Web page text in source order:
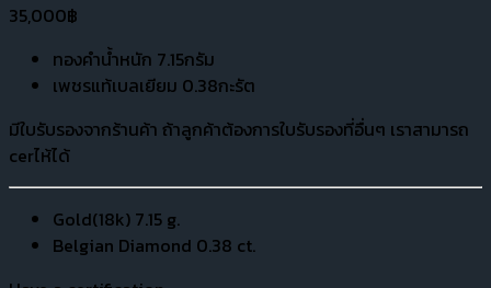
35,000฿
ทองคำน้ำหนัก 7.15กรัม
เพชรแท้เบลเยียม 0.38กะรัต
มีใบรับรองจากร้านค้า ถ้าลูกค้าต้องการใบรับรองที่อื่นๆ เราสามารถ
cerไห้ได้
Gold(18k) 7.15 g.
Belgian Diamond 0.38 ct.